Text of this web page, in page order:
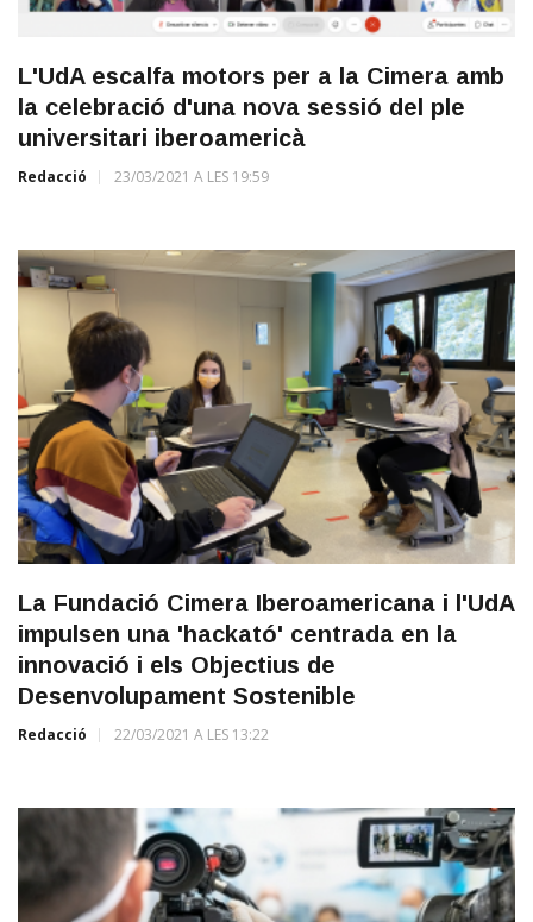
L'UdA escalfa motors per a la Cimera amb
la celebració d'una nova sessió del ple
universitari iberoamericà
Redacció 23/03/2021 A LES 19:59
La Fundació Cimera Iberoamericana i l'UdA
impulsen una 'hackató' centrada en la
innovació i els Objectius de
Desenvolupament Sostenible
Redacció 22/03/2021 A LES 13:22